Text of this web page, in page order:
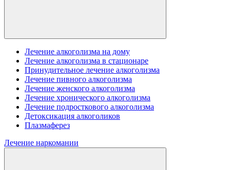
Лечение алкоголизма на дому
Лечение алкоголизма в стационаре
Принудительное лечение алкоголизма
Лечение пивного алкоголизма
Лечение женского алкоголизма
Лечение хронического алкоголизма
Лечение подросткового алкоголизма
Детоксикация алкоголиков
Плазмаферез
Лечение наркомании